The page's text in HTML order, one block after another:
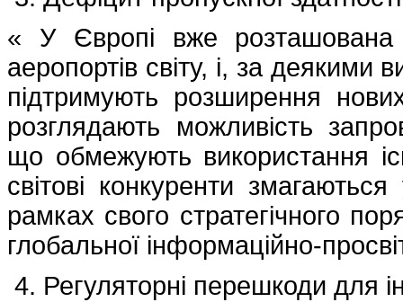
« У Європі вже розташована
аеропортів світу, і, за
підтримують розширення
розглядають можливість
що обмежують використання
світові конкуренти
рамках свого стратегічного
глобальної інформаційно-
Регуляторні перешкоди для